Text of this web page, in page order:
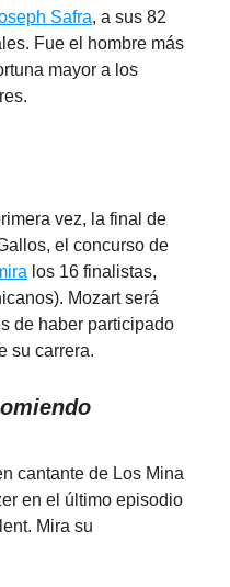
Safra, a sus 82
Fue el hombre más
mayor a los
vez, la final de
el concurso de
los 16 finalistas,
Mozart será
de haber participado
su carrera.
cantante de Los Mina
en el último episodio
Mira su